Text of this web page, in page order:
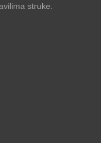
struke.